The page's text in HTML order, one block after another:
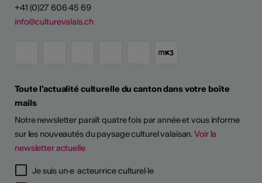
D'ARTISTES
+41 (0)27 606 45 69
info@culturevalais.ch
Toute l'actualité culturelle du canton dans votre boîte
mails
Notre newsletter paraît quatre fois par année et vous informe
sur les nouveautés du paysage culturel valaisan.Voir la
newsletter actuelle
Je suis un·e acteur·rice culturel·le